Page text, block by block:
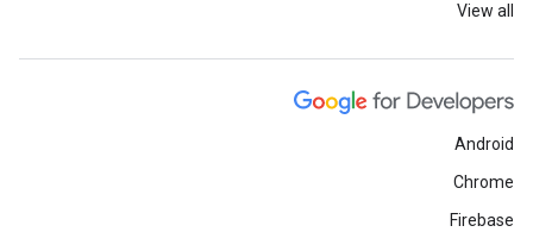
View all
Android
Chrome
Firebase